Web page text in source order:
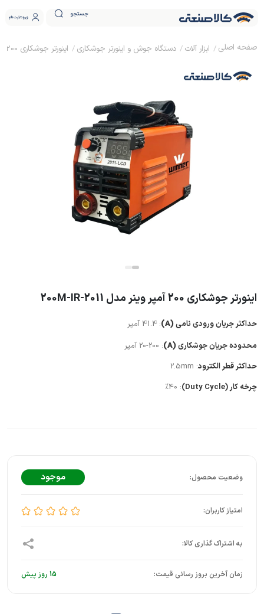
جستجو ورود ثبت نام
ابزار آلات دستگاه جوش و اینورتر جوشکاری اینورتر جوشکاری 200 آمپر وینر مدل 2011-200M-IR
اینورتر جوشکاری 200 آمپر وینر مدل 2011-200M-IR
حداکثر جریان ورودی نامی(A)
: 41.4 آمپر
محدوده جریان جوشکاری(A)
: 20-200 آمپر
حداکثر قطر الکترود: 2.5mm
چرخه کار (Duty Cycle)
: %40
موجود
زمان آخرین بروز رسانی قیمت: 15 روز پیش